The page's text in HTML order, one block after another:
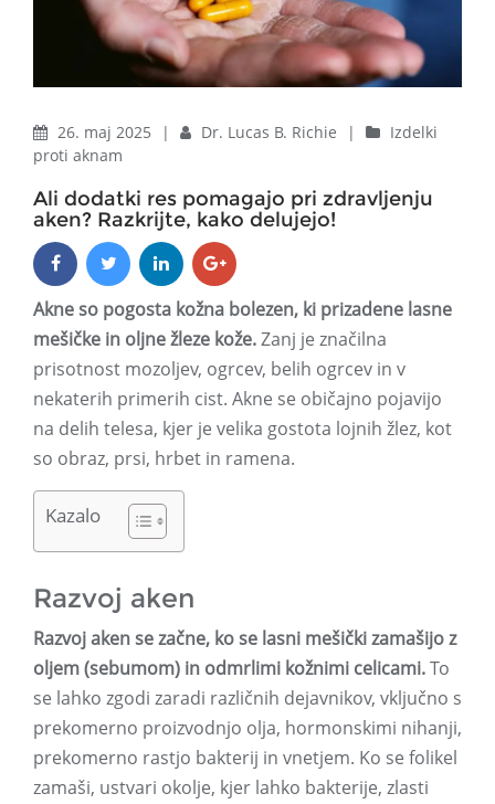
26. maj 2025 | Dr. Lucas B. Richie |
Izdelki
proti aknam
Ali dodatki res pomagajo pri zdravljenju
aken? Razkrijte, kako delujejo!
Akne so pogosta kožna bolezen, ki prizadene lasne
mešičke in oljne žleze kože.Zanj je značilna
prisotnost mozoljev, ogrcev, belih ogrcev in v
nekaterih primerih cist. Akne se običajno pojavijo
na delih telesa, kjer je velika gostota lojnih žlez, kot
so obraz, prsi, hrbet in ramena.
Kazalo
Razvoj aken
Razvoj aken se začne, ko se lasni mešički zamašijo z
oljem (sebumom) in odmrlimi kožnimi celicami.To
se lahko zgodi zaradi različnih dejavnikov, vključno s
prekomerno proizvodnjo olja, hormonskimi nihanji,
prekomerno rastjo bakterij in vnetjem. Ko se folikel
zamaši, ustvari okolje, kjer lahko bakterije, zlasti